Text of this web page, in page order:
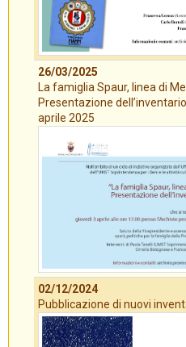
26/03/2025
La famiglia Spaur, linea di
Presentazione
aprile 2025
02/12/2024
Pubblicazione di nuovi